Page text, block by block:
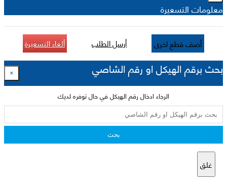
معلومات التسعيرة
أضف قطع اخرى أرسل الطلب ألغاء التسعيرة
بحث برقم الهيكل او رقم الشاصي ×
الرجاء ادخال رقم الهيكل في حال توفره لديك
بحث
غلق